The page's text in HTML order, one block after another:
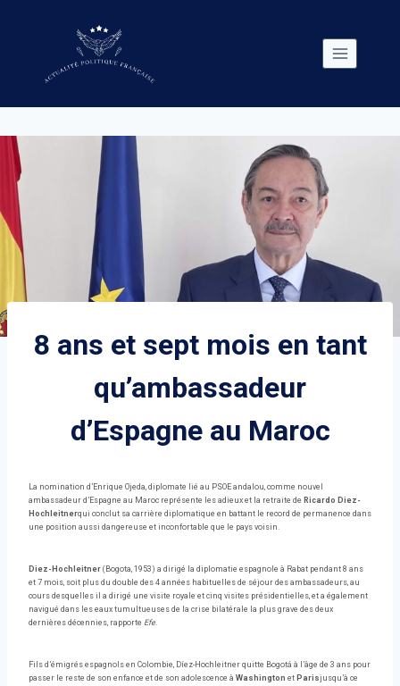
8 ans et sept mois en tant
qu’ambassadeur
d’Espagne au Maroc
La nomination d’Enrique Ojeda, diplomate lié au PSOE andalou, comme nouvel
ambassadeur d’Espagne au Maroc représente les adieux et la retraite de Ricardo Diez-
Hochleitnerqui conclut sa carrière diplomatique en battant le record de permanence dans
une position aussi dangereuse et inconfortable que le pays voisin.
Diez-Hochleitner (Bogota, 1953) a dirigé la diplomatie espagnole à Rabat pendant 8 ans
et 7 mois, soit plus du double des 4 années habituelles de séjour des ambassadeurs, au
cours desquelles il a dirigé une visite royale et cinq visites présidentielles, et a également
navigué dans les eaux tumultueuses de la crise bilatérale la plus grave des deux
dernières décennies, rapporte Efe.
Fils d’émigrés espagnols en Colombie, Díez-Hochleitner quitte Bogotá à l’âge de 3 ans pour
passer le reste de son enfance et de son adolescence à Washington et Parisjusqu’à ce